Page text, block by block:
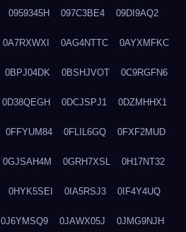
0959345H 097C3BE4 09DI9AQ2
0A7RXWXI 0AG4NTTC 0AYXMFKC
0BPJ04DK 0BSHJVOT 0C9RGFN6
0D38QEGH 0DCJSPJ1 0DZMHHX1
0FFYUM84 0FLIL6GQ 0FXF2MUD
0GJSAH4M 0GRH7XSL 0H17NT32
0HYK5SEI 0IA5RSJ3 0IF4Y4UQ
0J6YMSQ9 0JAWX05J 0JMG9NJH